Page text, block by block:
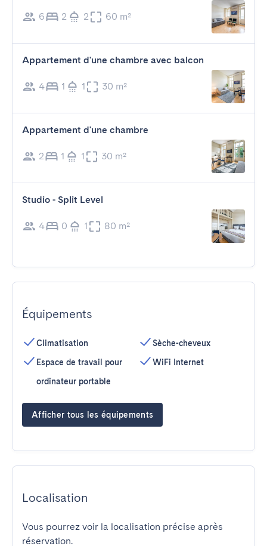
6 2 2 60 m²
Appartement d'une chambre avec balcon
4 1 1 30 m²
Appartement d'une chambre
2 1 1 30 m²
Studio - Split Level
4 0 1 80 m²
Équipements
Climatisation
Espace de travail pour
ordinateur portable
Sèche-cheveux
WiFi Internet
Afficher tous les équipements
Localisation
Vous pourrez voir la localisation précise après
réservation.